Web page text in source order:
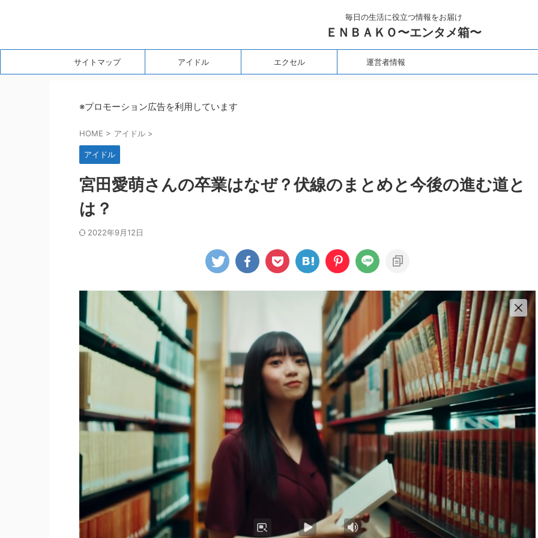
毎日の生活に役立つ情報をお届け
ＥＮＢＡＫＯ〜エンタメ箱〜
サイトマップ アイドル エクセル 運営者情報
※プロモーション広告を利用しています
HOME > アイドル >
アイドル
宮田愛萌さんの卒業はなぜ？伏線のまとめと今後の進む道と
は？
2022年9月12日